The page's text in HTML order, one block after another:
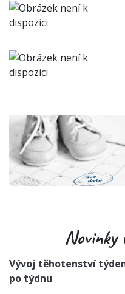
Novinky
Vývoj těhotenství
po týdnu